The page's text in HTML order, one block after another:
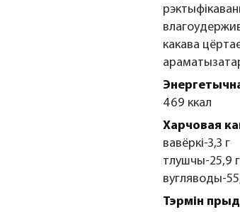
какава
469 ккал
Харчовая
вавёркі-3,3 г
тлушчы-25,9 г
вугляводы-
Тэрмін